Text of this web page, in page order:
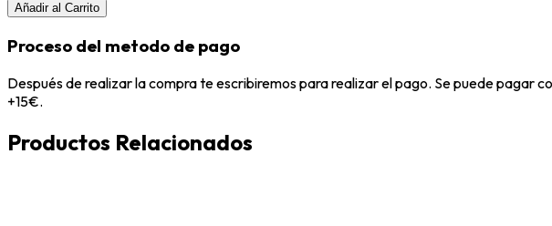
Añadir al Carrito
Proceso del metodo de pago
Después de realizar la compra te escribiremos para realizar el pago. Se puede pagar
+15€.
Productos Relacionados